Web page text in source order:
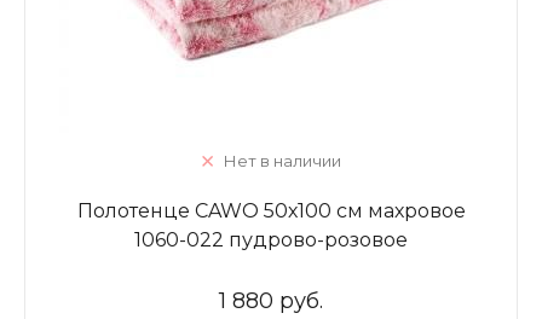
Нет в наличии
Полотенце CAWO 50х100 см махровое
1060-022 пудрово-розовое
1 880 руб.